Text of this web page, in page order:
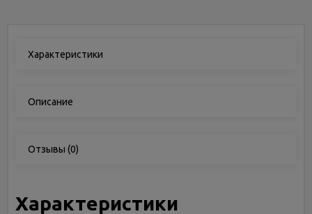
Характеристики
Описание
Отзывы (0)
Характеристики